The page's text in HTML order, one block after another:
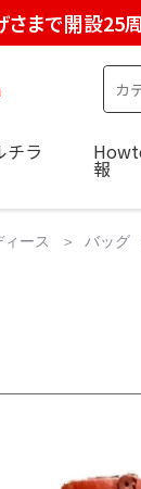
さまで開設25
チラ
報
ィース バッグ